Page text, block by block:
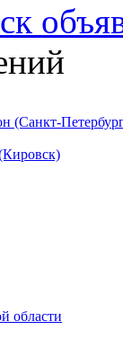
(Санкт-
области